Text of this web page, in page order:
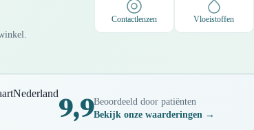
Contactlenzen Vloeistoffen
9,9Beoordeeld door patiënten
Bekijk onze waarderingen →